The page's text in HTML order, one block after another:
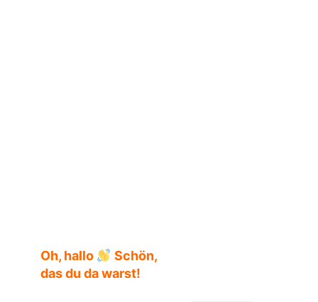
Oh, hallo
Schön,
das du da warst!